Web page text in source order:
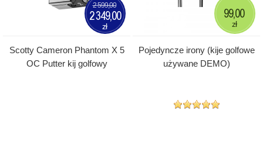
Scotty Cameron Phantom X 5
OC Putter kij golfowy
2 599,00
2 349,00
zł
Pojedyncze irony (kije golfowe
używane DEMO)
99,00
zł